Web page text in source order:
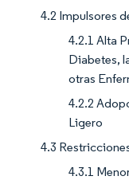
4.2 Impulsores
4.2.1 Alta
Diabetes,
otras
4.2.2
Ligero
4.3
4.3.1